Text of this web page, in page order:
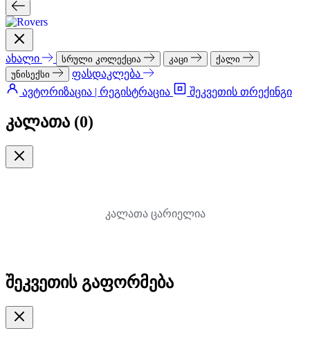
ახალი სრული კოლექცია კაცი
ქალი
უნისექსი
ფასდაკლება
ავტორიზაცია | რეგისტრაცია
შეკვეთის თრექინგი
კალათა (0)
კალათა ცარიელია
შეკვეთის გაფორმება